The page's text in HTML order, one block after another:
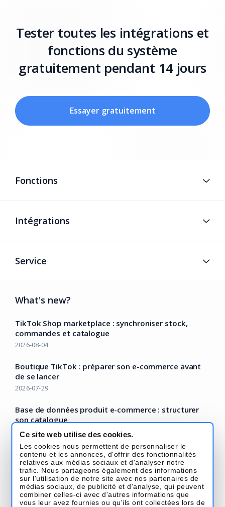
Ce site web utilise des cookies.
Les cookies nous permettent de personnaliser le
contenu et les annonces, d'offrir des fonctionnalités
relatives aux médias sociaux et d'analyser notre
trafic. Nous partageons également des informations
sur l'utilisation de notre site avec nos partenaires de
médias sociaux, de publicité et d'analyse, qui peuvent
combiner celles-ci avec d'autres informations que
vous leur avez fournies ou qu'ils ont collectées lors de
Tester toutes les intégrations et
fonctions du système
gratuitement pendant 14 jours
Essayer gratuitement
Fonctions
Intégrations
Service
What's new?
TikTok Shop marketplace : synchroniser stock,
commandes et catalogue
2026-08-04
Boutique TikTok : préparer son e-commerce avant
de se lancer
2026-07-29
Base de données produit e-commerce : structurer
son catalogue
2026-07-22
AI for ecommerce : comment passer du buzzword
aux vrais gains opérationnels
2026-07-14
Lire la suite – Base Blog